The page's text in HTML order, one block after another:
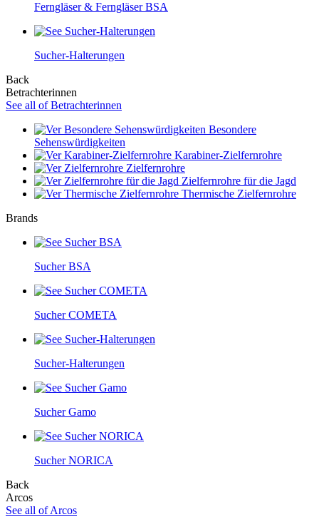
Ferngläser & Ferngläser BSA
Sucher-Halterungen
Back
Betrachterinnen
See all of Betrachterinnen
Besondere
Sehenswürdigkeiten
Karabiner-Zielfernrohre
Zielfernrohre
Zielfernrohre für die Jagd
Thermische Zielfernrohre
Brands
Sucher BSA
Sucher COMETA
Sucher-Halterungen
Sucher Gamo
Sucher NORICA
Back
Arcos
See all of Arcos